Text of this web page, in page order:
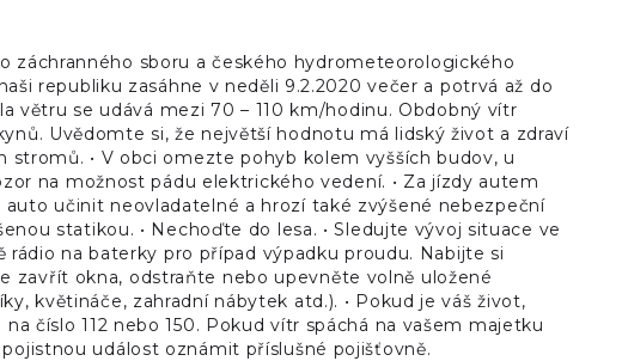
záchranného sboru a českého hydrometeorologického
republiku zasáhne v neděli 9.2.2020 večer a potrvá až do
větru se udává mezi 70 – 110 km/hodinu. Obdobný vítr
Uvědomte si, že největší hodnotu má lidský život a zdraví
• V obci omezte pohyb kolem vyšších budov, u
na možnost pádu elektrického vedení. • Za jízdy autem
učinit neovladatelné a hrozí také zvýšené nebezpeční
statikou. • Nechoďte do lesa. • Sledujte vývoj situace ve
na baterky pro případ výpadku proudu. Nabijte si
zavřít okna, odstraňte nebo upevněte volně uložené
květináče, zahradní nábytek atd.). • Pokud je váš život,
číslo 112 nebo 150. Pokud vítr spáchá na vašem majetku
událost oznámit příslušné pojišťovně.